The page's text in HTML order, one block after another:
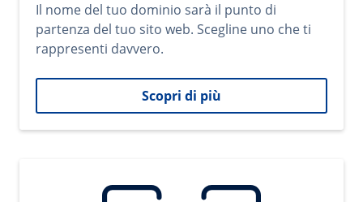
Il nome del tuo dominio sarà il punto di
partenza del tuo sito web. Scegline uno che ti
rappresenti davvero.
Scopri di più